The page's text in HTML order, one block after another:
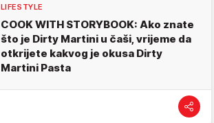
LIFESTYLE
COOK WITH STORYBOOK: Ako znate
što je Dirty Martini u čaši, vrijeme da
otkrijete kakvog je okusa Dirty
Martini Pasta